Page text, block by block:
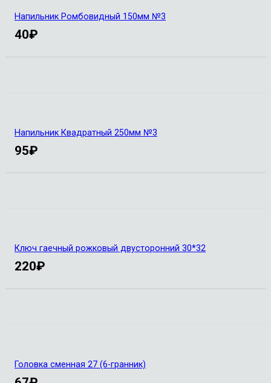
Напильник Ромбовидный 150мм №3
40₽
Напильник Квадратный 250мм №3
95₽
Ключ гаечный рожковый двусторонний 30*32
220₽
Головка сменная 27 (6-гранник)